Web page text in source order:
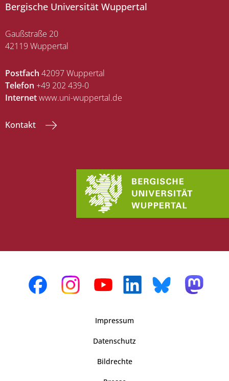
Bergische Universität Wuppertal
Gaußstraße 20
42119 Wuppertal
Postfach 42097 Wuppertal
Telefon +49 202 439-0
Internetwww.uni-wuppertal.de
Kontakt
Impressum
Datenschutz
Bildrechte